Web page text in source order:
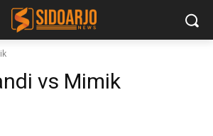
vs Mimik